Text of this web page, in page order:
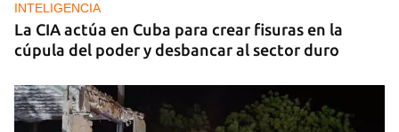
INTELIGENCIA
La CIA actúa en Cuba para crear fisuras en la
cúpula del poder y desbancar al sector duro